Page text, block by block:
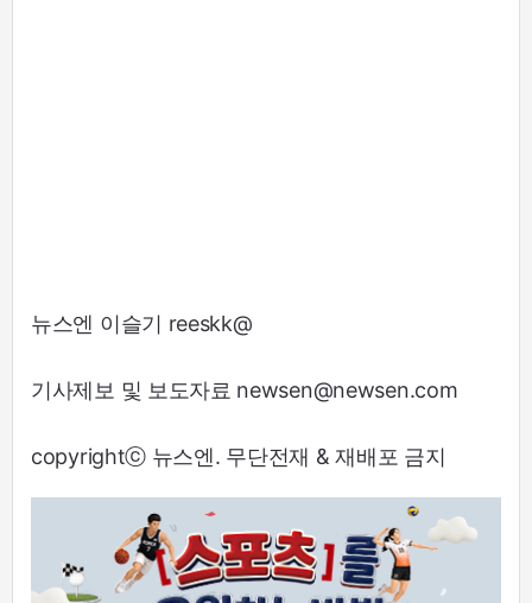
뉴스엔 이슬기 reeskk@
기사제보 및 보도자료 newsen@newsen.com
copyrightⓒ 뉴스엔. 무단전재 & 재배포 금지